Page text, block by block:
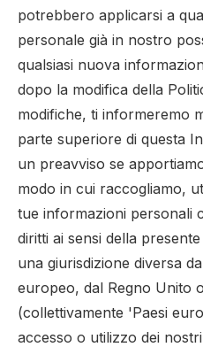
potrebbero applicarsi a
personale già in nostro
qualsiasi nuova
dopo la modifica della
modifiche, ti informeremo
parte superiore di questa
un preavviso se
modo in cui raccogliamo,
tue informazioni personali
diritti ai sensi della
una giurisdizione diversa
europeo, dal Regno Unito
(collettivamente 'Paesi
accesso o utilizzo dei